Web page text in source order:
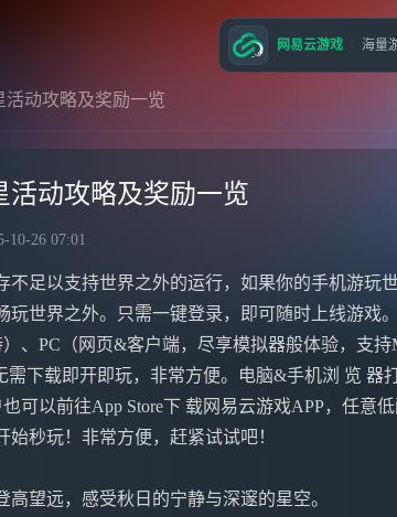
活动攻略及奖励一览
活动攻略及奖励一览
10-26 07:01
不足以支持世界之外的运行，如果你的手机游玩
玩世界之外。只需一键登录，即可随时上线游戏
、PC（网页&客户端，尽享模拟器般体验，支持
下载即开即玩，非常方便。电脑&手机浏 览 器
可以前往App Store下 载网易云游戏APP，任意
始秒玩！非常方便，赶紧试试吧！
望远，感受秋日的宁静与深邃的星空。
网易云游戏 海量